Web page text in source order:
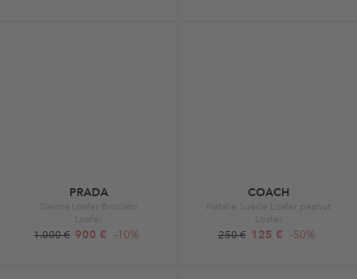
PRADA
Sienna Loafer Bruciato
Loafer
1.000 € 900 € -10%
COACH
Natalie Suede Loafer peanut
Loafer
250 € 125 € -50%